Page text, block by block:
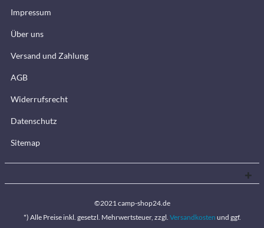
Impressum
Über uns
Versand und Zahlung
AGB
Widerrufsrecht
Datenschutz
Sitemap
©2021 camp-shop24.de
*) Alle Preise inkl. gesetzl. Mehrwertsteuer, zzgl. Versandkosten und ggf.